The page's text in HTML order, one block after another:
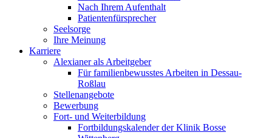
Nach Ihrem Aufenthalt
Patientenfürsprecher
Seelsorge
Ihre Meinung
Karriere
Alexianer als Arbeitgeber
Für familienbewusstes Arbeiten in Dessau-
Roßlau
Stellenangebote
Bewerbung
Fort- und Weiterbildung
Fortbildungskalender der Klinik Bosse